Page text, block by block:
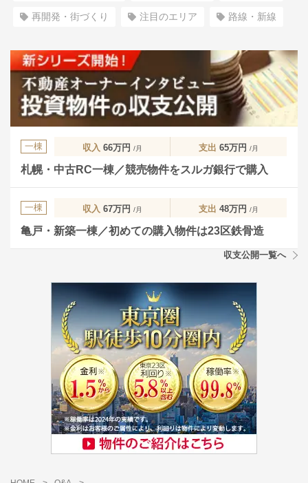
再開発・街づくり 注目のエリア 路線・新線
一棟 収入 66万円 /月 支出 65万円 /月
札幌・中古RC一棟／競売物件をスルガ銀行で購入
一棟 収入 67万円 /月 支出 48万円 /月
亀戸・新築一棟／初めての購入物件は23区鉄骨造
収支公開一覧へ